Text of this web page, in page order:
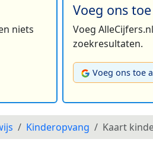
niets
Voeg ons
Voeg
zoekresultaten.
Voeg ons toe
Kinderopvang Kaart